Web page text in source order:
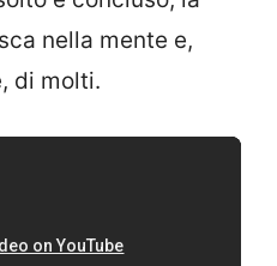
nella mente e,
di molti.